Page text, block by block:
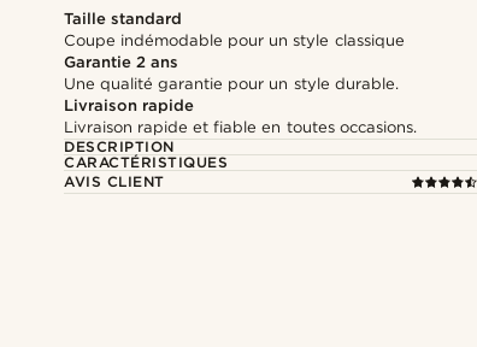
Taille standard
Coupe indémodable pour un style classique
Garantie 2 ans
Une qualité garantie pour un style durable.
Livraison rapide
Livraison rapide et fiable en toutes occasions.
DESCRIPTION
CARACTÉRISTIQUES
AVIS CLIENT